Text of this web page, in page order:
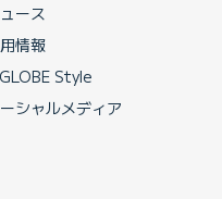
ース
情報
Style
シャルメディア